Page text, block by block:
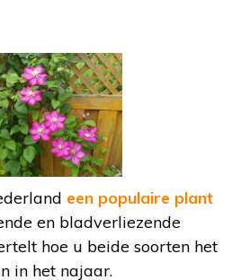
een populaire plant
en bladverliezende
hoe u beide soorten het
in het najaar.